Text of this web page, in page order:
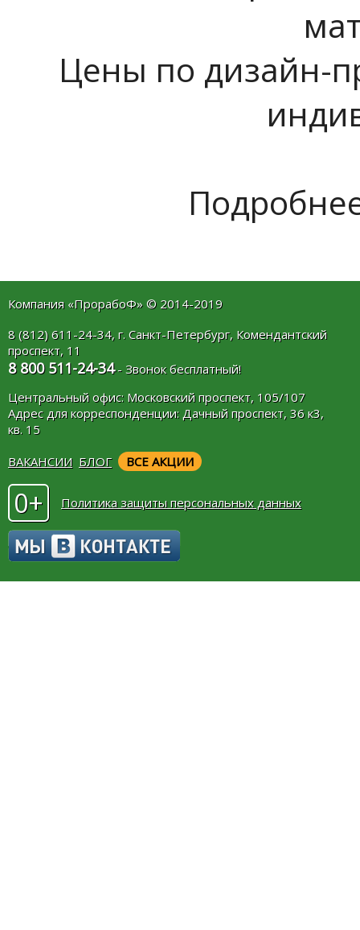
Цены по дизайн-
Компания «ПрорабоФ» © 2014-2019
8 (812) 611-24-34, г. Санкт-Петербург, Комендантский
проспект, 11
8 800 511-24-34- Звонок бесплатный!
Центральный офис: Московский проспект, 105/107
Адрес для корреспонденции: Дачный проспект, 36 к3,
кв. 15
ВАКАНСИИ БЛОГ ВСЕ АКЦИИ
0+ Политика защиты персональных данных